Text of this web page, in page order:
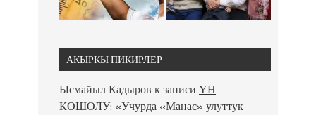
АКЫРКЫ ПИКИРЛЕР
Ысмайыл Кадыров к записи ҮН
КОШОЛУ: «Учурда «Манас» улуттук